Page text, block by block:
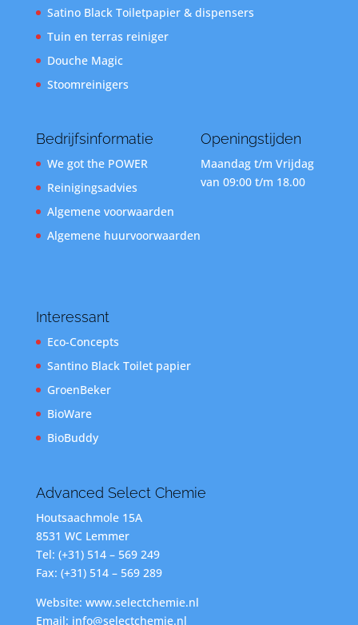
Satino Black Toiletpapier & dispensers
Tuin en terras reiniger
Douche Magic
Stoomreinigers
Bedrijfsinformatie
We got the POWER
Reinigingsadvies
Algemene voorwaarden
Algemene huurvoorwaarden
Openingstijden
Maandag t/m Vrijdag
van 09:00 t/m 18.00
Interessant
Eco-Concepts
Santino Black Toilet papier
GroenBeker
BioWare
BioBuddy
Advanced Select Chemie
Houtsaachmole 15A
8531 WC Lemmer
Tel: (+31) 514 – 569 249
Fax: (+31) 514 – 569 289
Website: www.selectchemie.nl
Email: info@selectchemie.nl